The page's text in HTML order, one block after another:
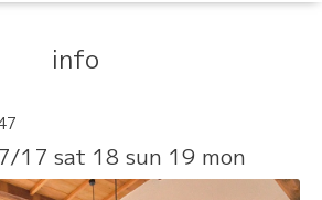
info
7/17 sat 18 sun 19 mon